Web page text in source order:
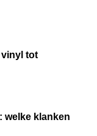
tot
welke klanken